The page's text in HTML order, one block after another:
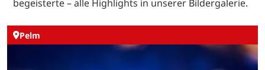
begeisterte – alle Highlights in unserer Bildergalerie.
Pelm